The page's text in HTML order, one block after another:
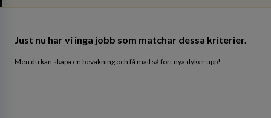
Just nu har vi inga jobb som matchar dessa kriterier.
Men du kan skapa en bevakning och få mail så fort nya dyker upp!